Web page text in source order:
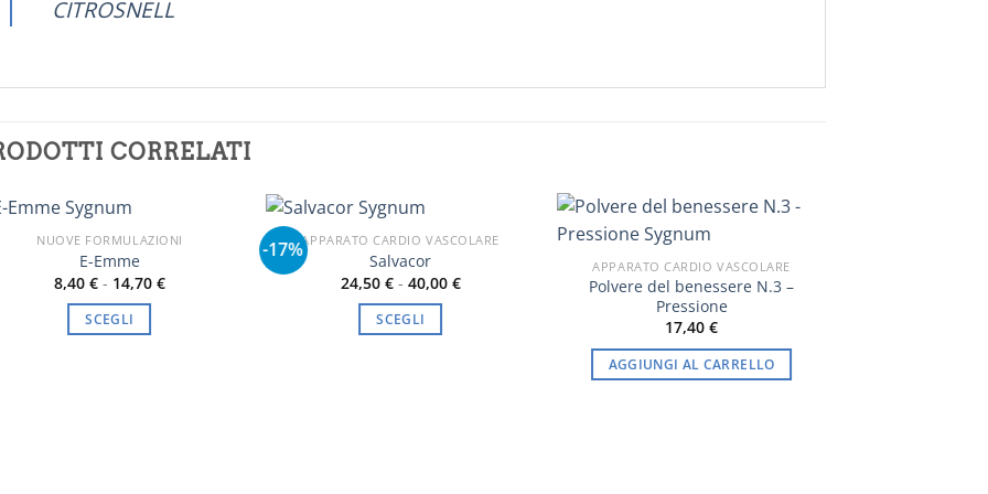
CITROSNELL
CORRELATI
NUOVE FORMULAZIONI
E-Emme
8,40 € - 14,70 €Fascia
SCEGLI
-17%APPARATO CARDIO VASCOLARE
Salvacor
24,50 € - 40,00 €Fascia
SCEGLI
APPARATO CARDIO VASCOLARE
Polvere del benessere N.3 –
Pressione
17,40€
AGGIUNGI AL CARRELLO